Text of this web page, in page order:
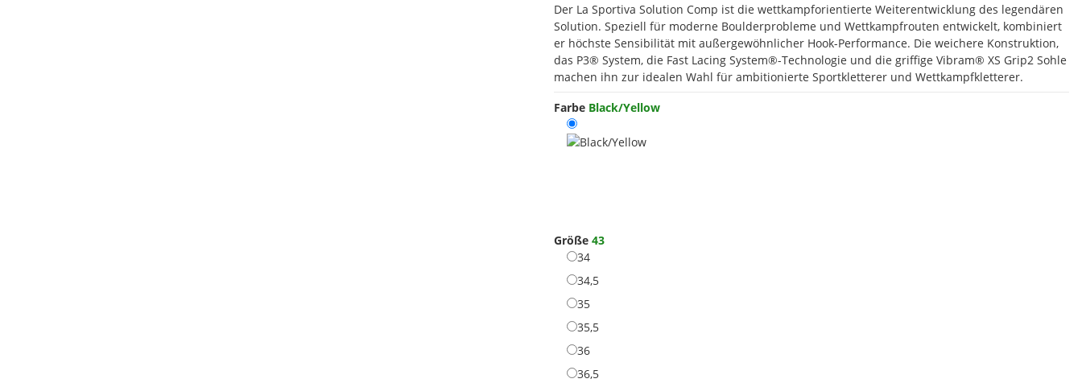
Der La Sportiva Solution Comp ist die wettkampforientierte Weiterentwicklung des legendären
Solution. Speziell für moderne Boulderprobleme und Wettkampfrouten entwickelt, kombiniert
er höchste Sensibilität mit außergewöhnlicher Hook-Performance. Die weichere Konstruktion,
das P3® System, die Fast Lacing System®-Technologie und die griffige Vibram® XS Grip2 Sohle
machen ihn zur idealen Wahl für ambitionierte Sportkletterer und Wettkampfkletterer.
Farbe Black/Yellow
Größe 43
3434
34,534,5
3535
35,535,5
3636
36,536,5